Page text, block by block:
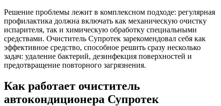
Решение проблемы лежит в комплексном подходе: регулярная
профилактика должна включать как механическую очистку
испарителя, так и химическую обработку специальными
средствами. Очиститель Супротек зарекомендовал себя как
эффективное средство, способное решить сразу несколько
задач: удаление бактерий, дезинфекция поверхностей и
предотвращение повторного загрязнения.
Как работает очиститель
автокондиционера Супротек